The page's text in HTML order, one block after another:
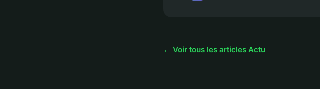
← Voir tous les articles Actu